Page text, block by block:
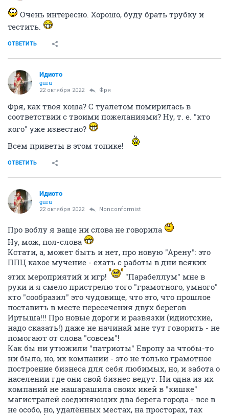
Очень интересно. Хорошо, буду брать трубку и
тестить.
ОТВЕТИТЬ
Идиото
guru
22 октября 2022 Фря
Фря, как твоя коша? С туалетом помирилась в
соответствии с твоими пожеланиями? Ну, т. е. "кто
кого" уже известно?
Всем приветы в этом топике!
ОТВЕТИТЬ
Идиото
guru
22 октября 2022 Nonconformist
Про воблу я ваще ни слова не говорила
Ну, мож, пол-слова
Кстати, а, может быть и нет, про новую "Арену": это
ППЦ какое мучение - ехать с работы в дни всяких
этих мероприятий и игр!
"Парабеллум" мне в
руки и я смело пристрелю того "грамотного, умного"
кто "сообразил" это чудовище, что это, что прошлое
поставить в месте пересечения двух берегов
Иртыша!!! Про новые дороги и развязки (идиотские,
надо сказать!) даже не начинай мне тут говорить - не
помогают от слова "совсем"!
Как бы ни утюжили "патриоты" Европу за чтобы-то
ни было, но, их компании - это не только грамотное
построение бизнеса для себя любимых, но, и забота о
населении где они свой бизнес ведут. Ни одна из их
компаний не нашарашила своих икей в "кишке"
магистралей соединяющих два берега города - все в
не особо, но, удалённых местах, на просторах, так